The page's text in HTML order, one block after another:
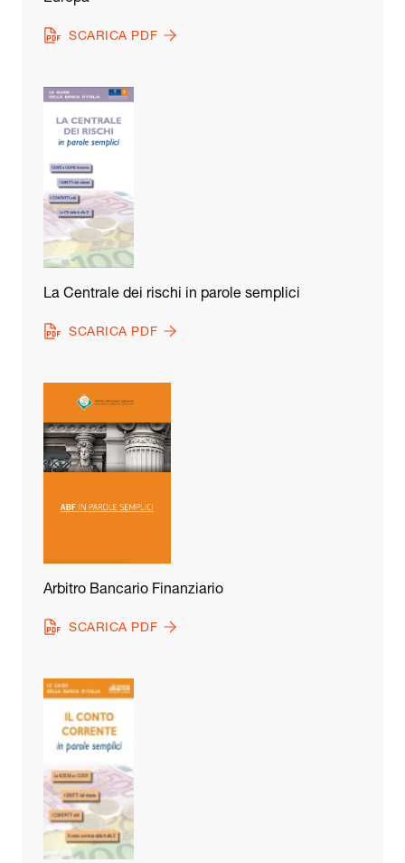
SCARICA PDF
La Centrale dei rischi in parole semplici
SCARICA PDF
Arbitro Bancario Finanziario
SCARICA PDF